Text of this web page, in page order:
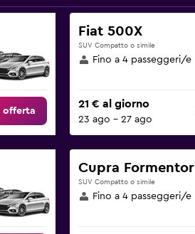
offerta
Fiat 500X
SUV Compatto o simile
Fino a 4 passeggeri/e
21 € al giorno
23 ago - 27 ago
Cupra Formentor
SUV Compatto o simile
Fino a 4 passeggeri/e